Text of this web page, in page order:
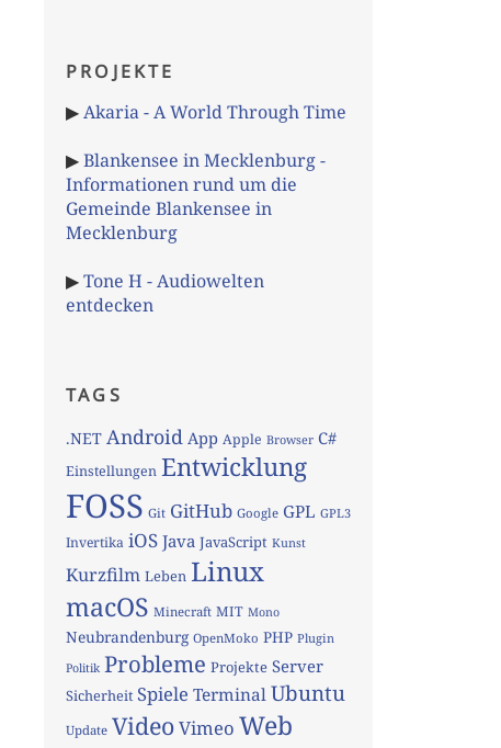
PROJEKTE
▶Akaria - A World Through Time
▶Blankensee in Mecklenburg -
Informationen rund um die
Gemeinde Blankensee in
Mecklenburg
▶Tone H - Audiowelten
entdecken
TAGS
.NET Android App Apple Browser C#
Einstellungen Entwicklung
FOSS Git GitHub Google GPL GPL3
Invertika iOS Java JavaScript Kunst
Kurzfilm Leben Linux
macOS Minecraft MIT Mono
Neubrandenburg OpenMoko PHP Plugin
Politik Probleme Projekte Server
Sicherheit Spiele TerminalUbuntu
Update VideoVimeo Web